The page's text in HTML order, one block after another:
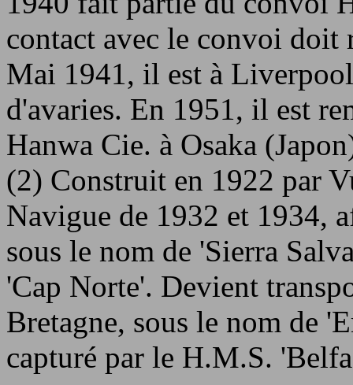
contact avec le convoi doit
Mai 1941, il est à
d'avaries. En 1951, il est
Hanwa Cie. à Osaka
(2) Construit en 1922 par
Navigue de 1932 et 1934,
sous le nom de 'Sierra
'Cap Norte'. Devient
Bretagne, sous le nom de
capturé par le H.M.S.